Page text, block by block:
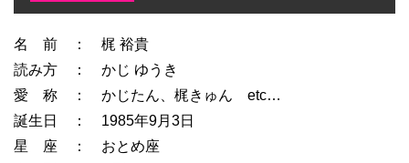
名 前 ： 梶 裕貴
読み方 ： かじ ゆうき
愛 称 ： かじたん、梶きゅん etc…
誕生日 ： 1985年9月3日
星 座 ： おとめ座